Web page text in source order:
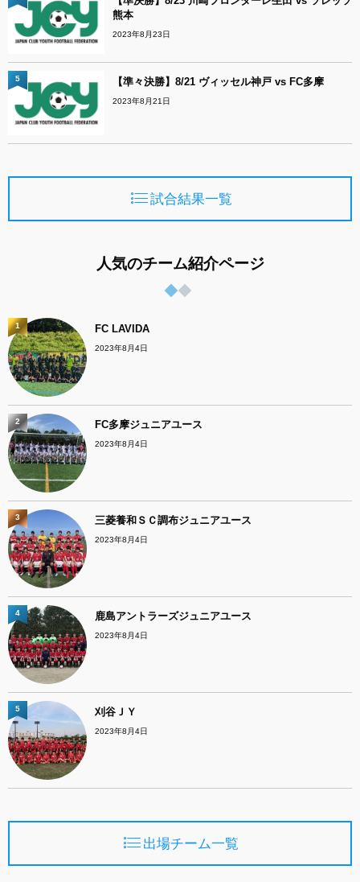
熊本
2023年8月23日
【準々決勝】8/21 ヴィッセル神戸 vs FC多摩
2023年8月21日
5
試合結果一覧
人気のチーム紹介ページ
FC LAVIDA
2023年8月4日
1
FC多摩ジュニアユース
2023年8月4日
2
三菱養和ＳＣ調布ジュニアユース
2023年8月4日
3
鹿島アントラーズジュニアユース
2023年8月4日
4
刈谷ＪＹ
2023年8月4日
5
出場チーム一覧